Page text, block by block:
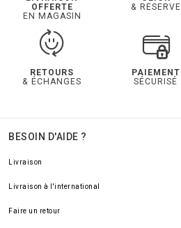
OFFERTE
EN MAGASIN
& RESERVE
RETOURS
& ÉCHANGES
PAIEMENT
SÉCURISÉ
BESOIN D'AIDE ?
Livraison
Livraison à l'international
Faire un retour